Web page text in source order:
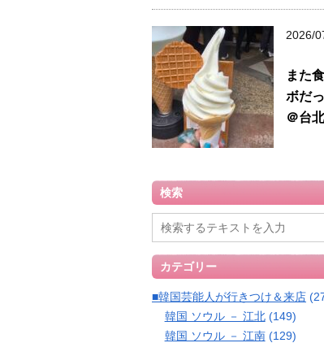
2026/
また
ボだ
＠台
検索
カテゴリー
■韓国芸能人が行きつけ＆来店
韓国 ソウル － 江北(149)
韓国 ソウル － 江南(129)